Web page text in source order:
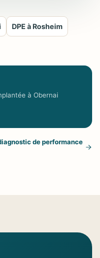
DPE à Rosheim
à Obernai
de performance